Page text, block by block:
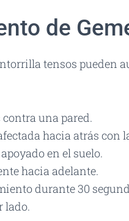
de
tensos pueden
una pared.
hacia atrás con
en el suelo.
hacia adelante.
durante 30
lado.